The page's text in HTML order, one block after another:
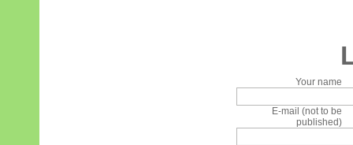
Your name
E-mail (not to be
published)